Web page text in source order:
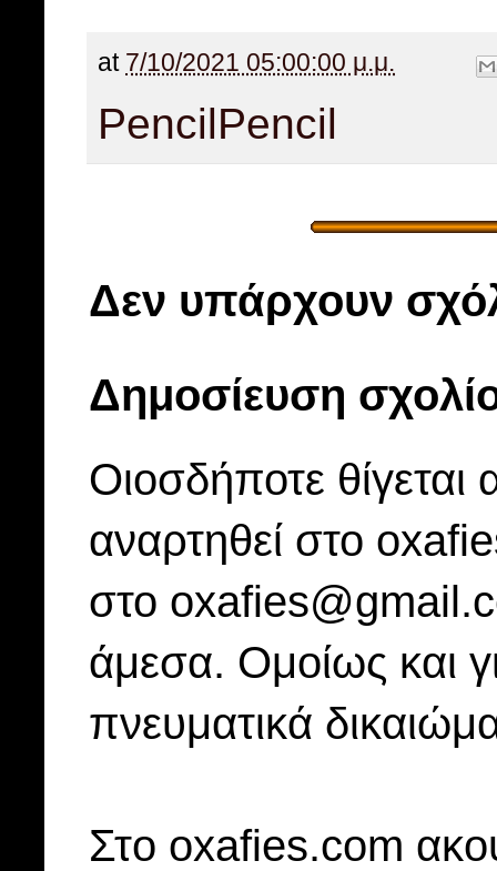
at 7/10/2021 05:00:00 μ.μ.
PencilPencil
Δεν υπάρχουν
Δημοσίευση
Οιοσδήποτε
αναρτηθεί στο
στο
άμεσα. Ομοίως και
πνευματικά
Στo oxafies.com